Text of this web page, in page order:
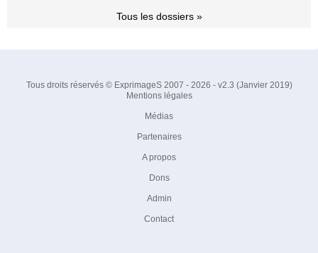
Tous les dossiers »
Tous droits réservés © ExprimageS 2007 - 2026 - v2.3 (Janvier 2019)
Mentions légales
Médias
Partenaires
A propos
Dons
Admin
Contact